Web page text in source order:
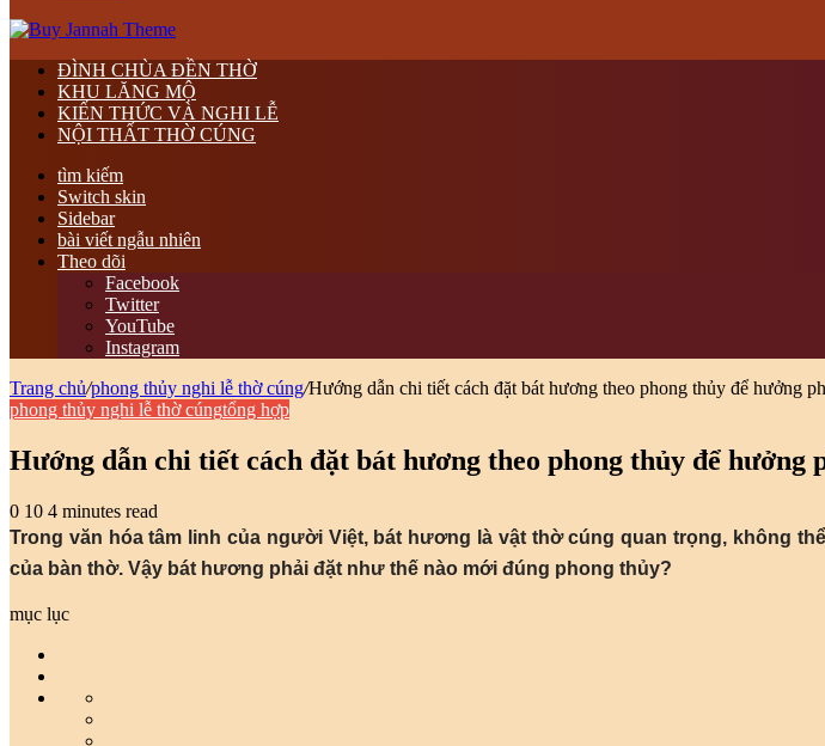
ĐÌNH CHÙA ĐỀN THỜ
KHU LĂNG MỘ
KIẾN THỨC VÀ NGHI LỄ
NỘI THẤT THỜ CÚNG
tìm kiếm
Switch skin
Sidebar
bài viết ngẫu nhiên
Theo dõi
Facebook
Twitter
YouTube
Instagram
Trang chủ/phong thủy nghi lễ thờ cúng/Hướng dẫn chi tiết cách đặt bát hương theo phong thủy để hưởng
phong thủy nghi lễ thờ cúngtổng hợp
Hướng dẫn chi tiết cách đặt bát hương theo phong thủy để hưởng
0 10 4 minutes read
Trong văn hóa tâm linh của người Việt, bát hương là vật thờ cúng quan trọng, không
của bàn thờ. Vậy bát hương phải đặt như thế nào mới đúng phong thủy?
mục lục